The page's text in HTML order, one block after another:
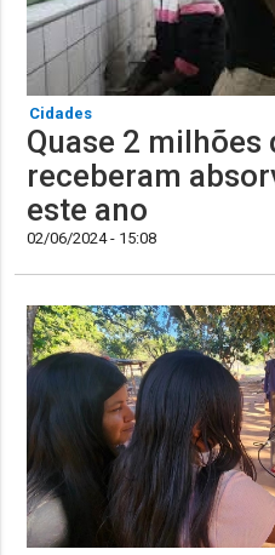
Cidades
Quase 2 milhões
receberam
este ano
02/06/2024 - 15:08